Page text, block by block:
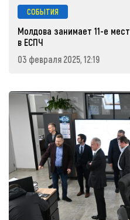
СОБЫТИЯ
Молдова занимает 11-е
в ЕСПЧ
03 февраля 2025, 12:19